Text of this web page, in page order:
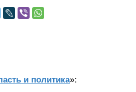
и политика»: